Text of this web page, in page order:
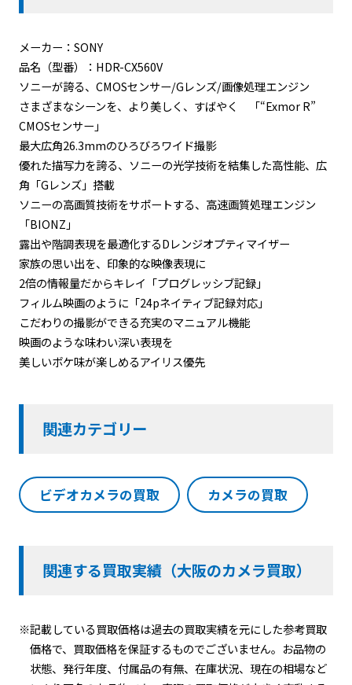
メーカー：SONY
品名（型番）：HDR-CX560V
ソニーが誇る、CMOSセンサー/Gレンズ/画像処理エンジン
さまざまなシーンを、より美しく、すばやく 「“Exmor R”
CMOSセンサー」
最大広角26.3mmのひろびろワイド撮影
優れた描写力を誇る、ソニーの光学技術を結集した高性能、広
角「Gレンズ」搭載
ソニーの高画質技術をサポートする、高速画質処理エンジン
「BIONZ」
露出や階調表現を最適化するDレンジオプティマイザー
家族の思い出を、印象的な映像表現に
2倍の情報量だからキレイ「プログレッシブ記録」
フィルム映画のように「24pネイティブ記録対応」
こだわりの撮影ができる充実のマニュアル機能
映画のような味わい深い表現を
美しいボケ味が楽しめるアイリス優先
関連カテゴリー
ビデオカメラの買取 カメラの買取
関連する買取実績（大阪のカメラ買取）
※記載している買取価格は過去の買取実績を元にした参考買取
価格で、買取価格を保証するものでございません。お品物の
状態、発行年度、付属品の有無、在庫状況、現在の相場など